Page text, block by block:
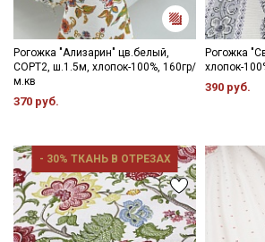
Рогожка "Ализарин" цв.белый,
СОРТ2, ш.1.5м, хлопок-100%, 160гр/
м.кв
370 руб.
Рогожка
хлопок-
390 руб.
- 30% ТКАНЬ В ОТРЕЗАХ